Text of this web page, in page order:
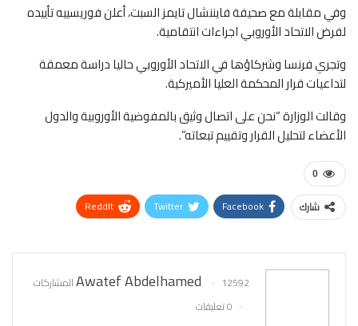
وفي مقابلة مع صحيفة فايننشال تايمز السبت، أعلن فوريسييه تأييده
لفرض الاتحاد الأوروبي اجراءات انتقامية.
وتجري فرنسا وشركاؤها في الاتحاد الأوروبي حاليا دراسة معمقة
لتداعيات قرار المحكمة العليا الأميركية.
وقالت الوزارة “نحن على اتصال وثيق بالمفوضية الأوروبية والدول
الأعضاء لتحليل القرار وتقييم تبعاته”.
0
شارك Facebook
Twitter
ReddIt
Awatef Abdelhamed
12592 المشاركات
0 تعليقات